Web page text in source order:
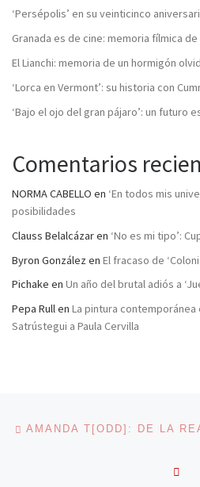
‘Persépolis’ en su veinticinco
Granada es de cine: memoria fílmica
El Lianchi: memoria de un hormigón
‘Lorca en Vermont’: su historia con
‘Bajo el ojo del gran pájaro’: un futuro
Comentarios
NORMA CABELLO en ‘En todos mis
posibilidades
Clauss Belalcázaren ‘No es mi tipo’:
Byron González en El fracaso de
Pichake en Un año del brutal adiós a
Pepa Rullen La pintura contemporánea
Satrústegui a Paula Cervilla
Navegación de